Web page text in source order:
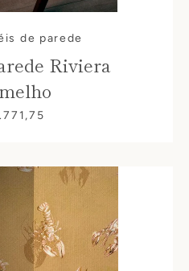
de parede
Riviera